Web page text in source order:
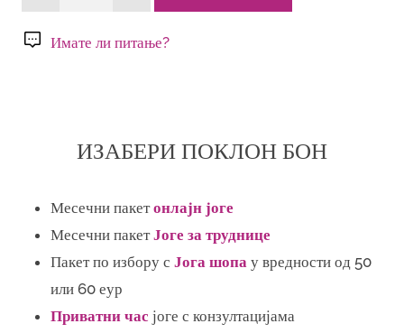
Имате ли питање?
ИЗАБЕРИ ПОКЛОН БОН
Месечни пакетонлајн јоге
Месечни пакетЈоге за труднице
Пакет по избору с Јога шопа у вредности од 50
или 60 еур
Приватни час јоге с конзултацијама